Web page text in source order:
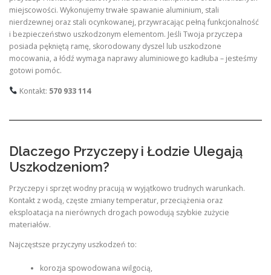
miejscowości. Wykonujemy trwałe spawanie aluminium, stali
nierdzewnej oraz stali ocynkowanej, przywracając pełną funkcjonalność
i bezpieczeństwo uszkodzonym elementom. Jeśli Twoja przyczepa
posiada pękniętą ramę, skorodowany dyszel lub uszkodzone
mocowania, a łódź wymaga naprawy aluminiowego kadłuba – jesteśmy
gotowi pomóc.
Kontakt: 570 933 114
Dlaczego Przyczepy i Łodzie Ulegają
Uszkodzeniom?
Przyczepy i sprzęt wodny pracują w wyjątkowo trudnych warunkach.
Kontakt z wodą, częste zmiany temperatur, przeciążenia oraz
eksploatacja na nierównych drogach powodują szybkie zużycie
materiałów.
Najczęstsze przyczyny uszkodzeń to:
korozja spowodowana wilgocią,